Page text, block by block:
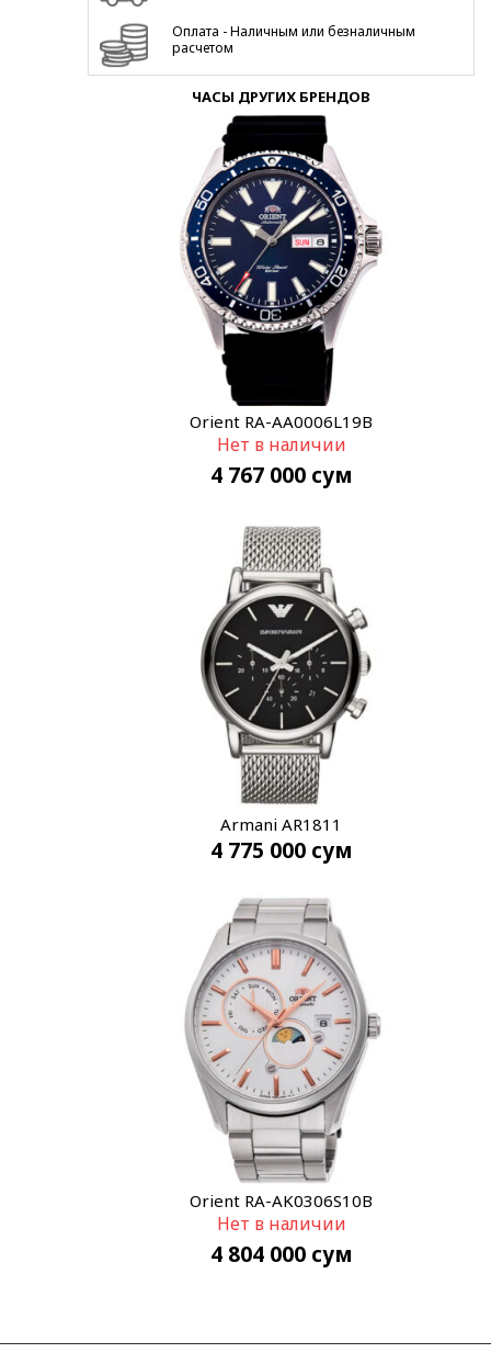
Оплата - Наличным или безналичным
расчетом
ЧАСЫ ДРУГИХ БРЕНДОВ
Orient RA-AA0006L19B
Нет в наличии
4 767 000 сум
Armani AR1811
4 775 000 сум
Orient RA-AK0306S10B
Нет в наличии
4 804 000 сум